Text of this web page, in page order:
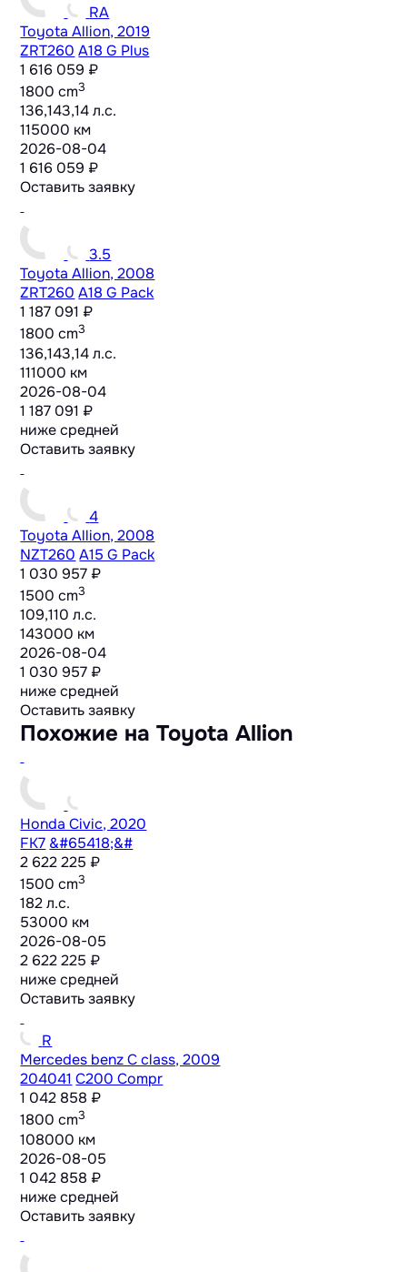
RA
Toyota Allion, 2019
ZRT260 A18 G Plus
1 616 059 ₽
1800 cm3
136,143,14 л.с.
115000 км
2026-08-04
1 616 059 ₽
Оставить заявку
3.5
Toyota Allion, 2008
ZRT260 A18 G Pack
1 187 091 ₽
1800 cm3
136,143,14 л.с.
111000 км
2026-08-04
1 187 091 ₽
ниже средней
Оставить заявку
4
Toyota Allion, 2008
NZT260 A15 G Pack
1 030 957 ₽
1500 cm3
109,110 л.с.
143000 км
2026-08-04
1 030 957 ₽
ниже средней
Оставить заявку
Похожие на Toyota Allion
Honda Civic, 2020
FK7 &#65418;&#
2 622 225 ₽
1500 cm3
182 л.с.
53000 км
2026-08-05
2 622 225 ₽
ниже средней
Оставить заявку
R
Mercedes benz C class, 2009
204041 C200 Compr
1 042 858 ₽
1800 cm3
108000 км
2026-08-05
1 042 858 ₽
ниже средней
Оставить заявку